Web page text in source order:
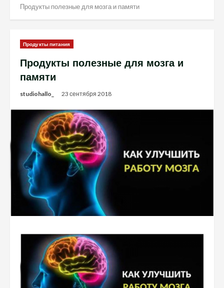
Продукты полезные для мозга и памяти
Продукты питания
Продукты полезные для мозга и
памяти
studiohallo_ 23 сентября 2018